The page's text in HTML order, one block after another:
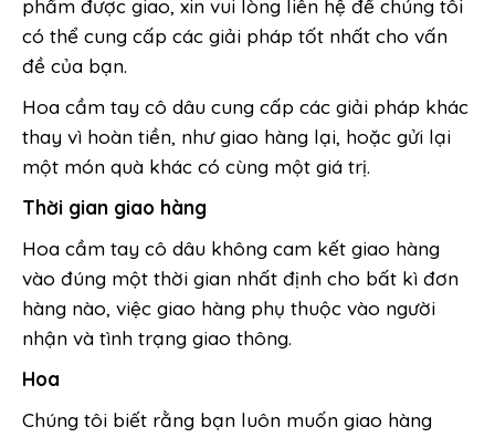
phẩm được giao, xin vui lòng liên hệ để chúng tôi
có thể cung cấp các giải pháp tốt nhất cho vấn
đề của bạn.
Hoa cầm tay cô dâu cung cấp các giải pháp khác
thay vì hoàn tiền, như giao hàng lại, hoặc gửi lại
một món quà khác có cùng một giá trị.
Thời gian giao hàng
Hoa cầm tay cô dâu không cam kết giao hàng
vào đúng một thời gian nhất định cho bất kì đơn
hàng nào, việc giao hàng phụ thuộc vào người
nhận và tình trạng giao thông.
Hoa
Chúng tôi biết rằng bạn luôn muốn giao hàng